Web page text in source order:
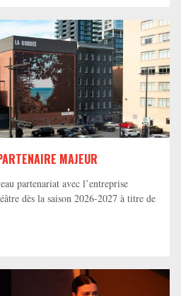
MAJEUR
partenariat avec l’entreprise
dès la saison 2026-2027 à titre de